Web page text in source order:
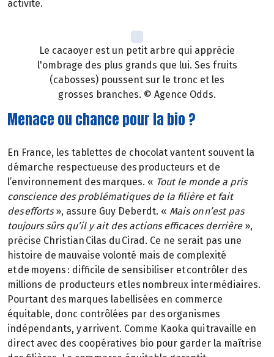
activité.
Le cacaoyer est un petit arbre qui apprécie
l'ombrage des plus grands que lui. Ses fruits
(cabosses) poussent sur le tronc et les
grosses branches. © Agence Odds.
Menace ou chance pour la bio ?
En France, les tablettes de chocolat vantent souvent la
démarche respectueuse des producteurs et de
l’environnement des marques. « Tout le monde a pris
conscience des problématiques de la filière et fait
des efforts», assure Guy Deberdt. « Mais on n’est pas
toujours sûrs qu’il y ait des actions efficaces derrière»,
précise Christian Cilas du Cirad. Ce ne serait pas une
histoire de mauvaise volonté mais de complexité
et de moyens : difficile de sensibiliser et contrôler des
millions de producteurs et les nombreux intermédiaires.
Pourtant des marques labellisées en commerce
équitable, donc contrôlées par des organismes
indépendants, y arrivent. Comme Kaoka qui travaille en
direct avec des coopératives bio pour garder la maîtrise